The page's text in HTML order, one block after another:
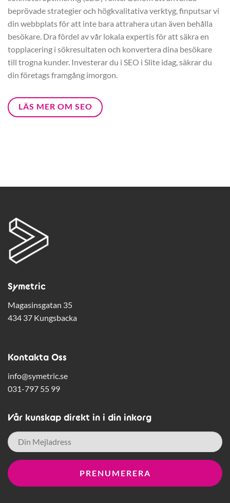
beprövade strategier och högkvalitativa verktyg, finputsar vi
din webbplats för att inte bara attrahera utan även behålla
besökare. Dra fördel av vår lokala expertis för att säkra en
topplacering i sökresultaten och konvertera dina besökare
till trogna kunder. Investerar du i SEO i Slite idag, säkrar du
din företags framgång imorgon.
LÄS MER OM SEO
Symetric
Magasinsgatan 35
434 37 Kungsbacka
Kontakta Oss
info@symetric.se
031-797 55 99
Vår kunskap direkt in i din inkorg
E-
post *